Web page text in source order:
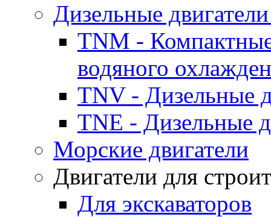
Дизельные
TNM -
водяного
TNV - Дизельные
TNE - Дизельные
Морские двигатели
Двигатели для
Для экскаваторов